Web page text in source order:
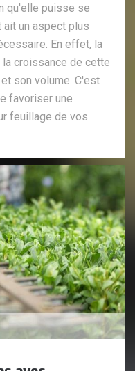
qu'elle puisse se
un aspect plus
En effet, la
croissance de cette
son volume. C'est
favoriser une
feuillage de vos